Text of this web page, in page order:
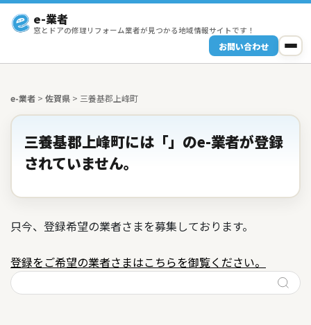
e-業者
窓とドアの修理リフォーム業者が見つかる地域情報サイトです！
お問い合わせ
e-業者 > 佐賀県 > 三養基郡上峰町
三養基郡上峰町には「」のe-業者が登録
されていません。
只今、登録希望の業者さまを募集しております。
登録をご希望の業者さまはこちらを御覧ください。